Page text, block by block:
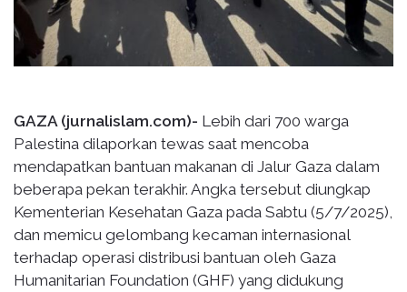
GAZA (jurnalislam.com)- Lebih dari 700 warga
Palestina dilaporkan tewas saat mencoba
mendapatkan bantuan makanan di Jalur Gaza dalam
beberapa pekan terakhir. Angka tersebut diungkap
Kementerian Kesehatan Gaza pada Sabtu (5/7/2025),
dan memicu gelombang kecaman internasional
terhadap operasi distribusi bantuan oleh Gaza
Humanitarian Foundation (GHF) yang didukung